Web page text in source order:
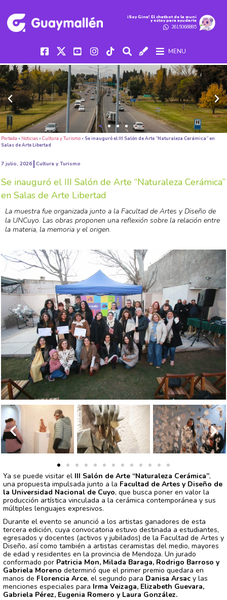
iSoy Gina! El chatbot de la muni
y estoy para ayudarte
2615068885
MENU
Portada » Noticias»Cultura y Turismo» Se inauguró el III Salón de Arte “Naturaleza Cerámica” en
Salas de Arte Libertad
7 julio, 2026 Cultura y Turismo
Se inauguró el III Salón de Arte “Naturaleza Cerámica”
en Salas de Arte Libertad
La muestra fue organizada junto a la Facultad de Artes y Diseño de
la UNCuyo. Las obras proponen una reflexión sobre la relación entre
la materia, la memoria y el origen.
Ya se puede visitar el III Salón de Arte “Naturaleza Cerámica”,
una propuesta impulsada junto a la Facultad de Artes y Diseño de
la Universidad Nacional de Cuyo, que busca poner en valor la
producción artística vinculada a la cerámica contemporánea y sus
múltiples lenguajes expresivos.
Durante el evento se anunció a los artistas ganadores de esta
tercera edición, cuya convocatoria estuvo destinada a estudiantes,
egresados y docentes (activos y jubilados) de la Facultad de Artes y
Diseño, así como también a artistas ceramistas del medio, mayores
de edad y residentes en la provincia de Mendoza. Un jurado
conformado por Patricia Mon, Milada Baraga, Rodrigo Barroso y
Gabriela Moreno determinó que el primer premio quedara en
manos de Florencia Arce, el segundo para Danisa Arsac y las
menciones especiales para Irma Veizaga, Elizabeth Guevara,
Gabriela Pérez, Eugenia Romero y Laura González.